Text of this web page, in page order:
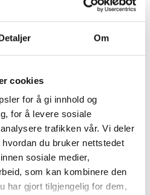
Om
cookies
for å gi innhold og
for å levere sosiale
trafikken vår. Vi deler
du bruker nettstedet
sosiale medier,
som kan kombinere den
har gjort tilgjengelig for dem,
Reglene nå er så
jeg skjønner ikke
av
i Oslo
uten
oppgaver: –
meg plassert
loftet og glemt